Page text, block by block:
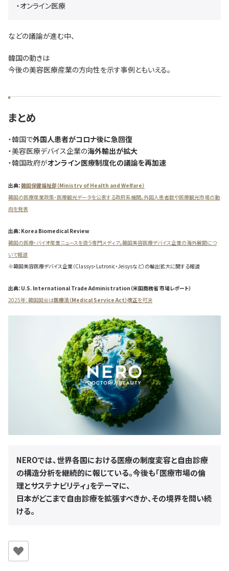
・オンライン医療
などの議論が進む中、
韓国の動きは
今後の美容医療産業の方向性を示す事例ともいえる。
まとめ
・韓国で外国人患者がコロナ後に急回復
・美容医療デバイス企業の海外輸出が拡大
・韓国政府がオンライン医療制度化の議論を再加速
出典：韓国保健福祉部（Ministry of Health and Welfare）
韓国の医療産業政策・医療観光データを公表する政府系機関。外国人患者数や医療観光市場の動
向を発表
出典：Korea Biomedical Review
韓国の医療・バイオ産業ニュースを扱う専門メディア。韓国美容医療デバイス企業の海外展開につ
いて報道
※韓国美容医療デバイス企業（Classys・Lutronic・Jeisysなど）の輸出拡大に関する報道
出典：U.S. International Trade Administration（米国商務省 市場レポート）
2025年：韓国国会は医療法（Medical Service Act）改正を可決
NEROでは、世界各国における医療の制度変容と自由診療
の構造分析を継続的に報じている。今後も「医療市場の倫
理とサステナビリティ」をテーマに、
日本がどこまで自由診療を拡張すべきか、その境界を問い続
ける。